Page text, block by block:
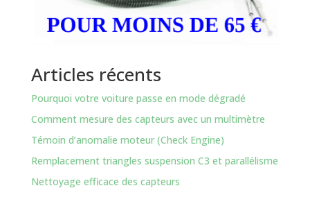
Articles récents
Pourquoi votre voiture passe en mode dégradé
Comment mesure des capteurs avec un multimètre
Témoin d’anomalie moteur (Check Engine)
Remplacement triangles suspension C3 et parallélisme
Nettoyage efficace des capteurs